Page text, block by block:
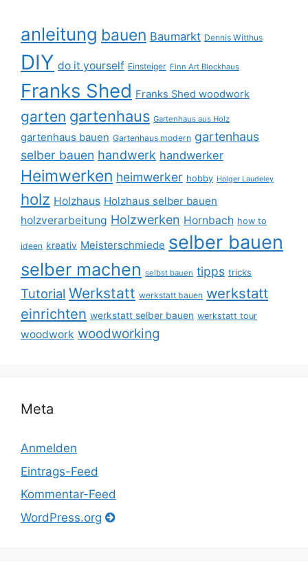
anleitung bauen Baumarkt Dennis Witthus
DIY do it yourself Einsteiger Finn Art Blockhaus
Franks Shed Franks Shed woodwork
garten gartenhaus Gartenhaus aus Holz
gartenhaus bauen Gartenhaus modern gartenhaus
selber bauen handwerk handwerker
Heimwerken heimwerker hobby Holger Laudeley
holz Holzhaus Holzhaus selber bauen
holzverarbeitung Holzwerken Hornbach how to
ideen kreativ Meisterschmiede selber bauen
selber machen selbst bauen tipps tricks
Tutorial Werkstatt werkstatt bauen werkstatt
einrichten werkstatt selber bauen werkstatt tour
woodwork woodworking
Meta
Anmelden
Eintrags-Feed
Kommentar-Feed
WordPress.org